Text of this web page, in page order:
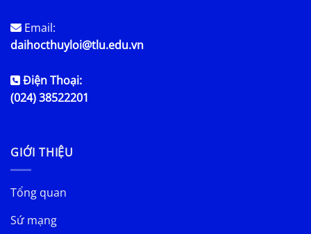
Email:
daihocthuyloi@tlu.edu.vn
Điện Thoại:
(024) 38522201
GIỚI THIỆU
Tổng quan
Sứ mạng